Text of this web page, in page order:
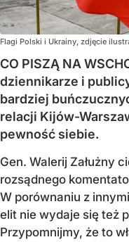
Flagi Polski i Ukrainy, zdjęcie
CO PISZĄ NA
dziennikarze i
bardziej
relacji Kijów-
pewność siebie.
Gen. Walerij Załużny
rozsądnego
W porównaniu z
elit nie wydaje się też
Przypomnijmy, że to